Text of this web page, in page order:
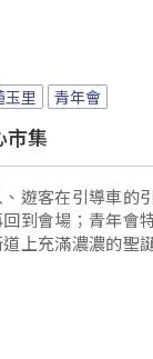
玉里 青年會
市集
遊客在引導車的
到會場；青年會
上充滿濃濃的聖